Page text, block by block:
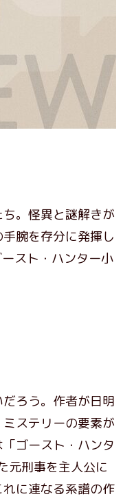
。怪異と謎解きが
腕を存分に発揮し
スト・ハンター小
ろう。作者が日明
ステリーの要素が
ゴースト・ハンタ
元刑事を主人公に
に連なる系譜の作